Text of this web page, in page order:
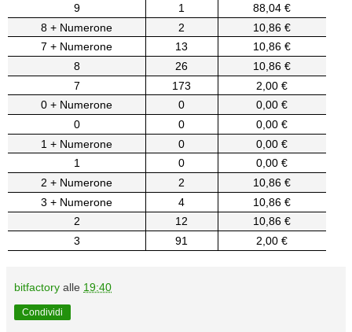
9
1
88,04 €
8 + Numerone
2
10,86 €
7 + Numerone
13
10,86 €
8
26
10,86 €
7
173
2,00 €
0 + Numerone
0
0,00 €
0
0
0,00 €
1 + Numerone
0
0,00 €
1
0
0,00 €
2 + Numerone
2
10,86 €
3 + Numerone
4
10,86 €
2
12
10,86 €
3
91 2,00 €
bitfactory alle 19:40
Condividi